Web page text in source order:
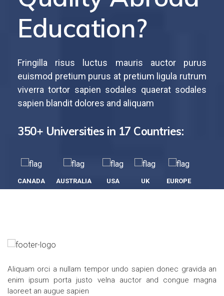
Education?
Fringilla risus luctus mauris auctor purus
euismod pretium purus at pretium ligula rutrum
viverra tortor sapien sodales quaerat sodales
sapien blandit dolores and aliquam
350+ Universities in 17 Countries:
CANADA AUSTRALIA USA UK EUROPE
Aliquam orci a nullam tempor undo sapien donec gravida an
enim ipsum porta justo velna auctor and congue magna
laoreet an augue sapien